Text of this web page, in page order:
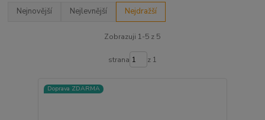
Nejnovější Nejlevnější Nejdražší
Zobrazuji 1-5 z 5
strana z 1
Doprava ZDARMA